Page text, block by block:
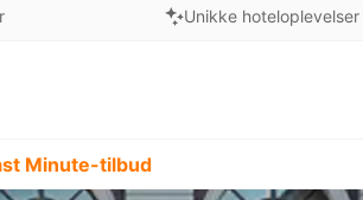
Unikke hoteloplevelser
Minute-tilbud